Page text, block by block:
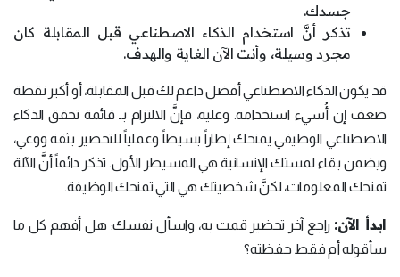
جسدك.
تذكر أنَّ استخدام الذكاء الاصطناعي قبل المقابلة كان
مجرد وسيلة، وأنت الآن الغاية والهدف.
قد يكون الذكاء الاصطناعي أفضل داعم لك قبل المقابلة، أو أكبر نقطة
ضعف إن أُسيء استخدامه. وعليه، فإنَّ الالتزام بـ قائمة تحقق الذكاء
الاصطناعي الوظيفي يمنحك إطاراً بسيطاً وعملياً للتحضير بثقة ووعي،
ويضمن بقاء لمستك الإنسانية هي المسيطر الأول. تذكر دائماً أنَّ الآلة
تمنحك المعلومات، لكنَّ شخصيتك هي التي تمنحك الوظيفة.
ابدأ الآن: راجع آخر تحضير قمت به، واسأل نفسك: هل أفهم كل ما
سأقوله أم فقط حفظته؟